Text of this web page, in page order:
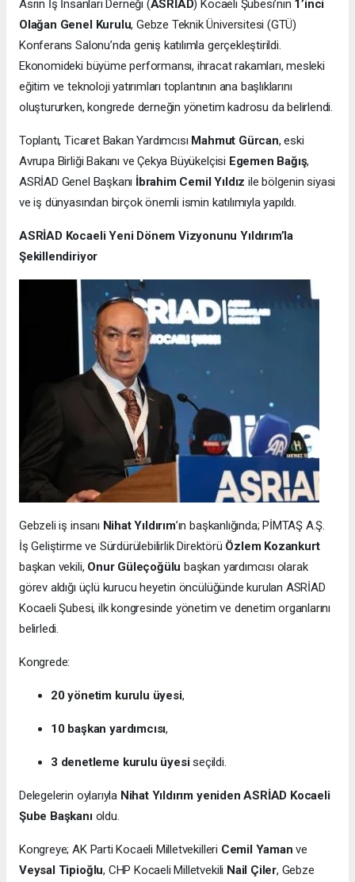
Asrın İş İnsanları Derneği (ASRİAD) Kocaeli Şubesi’nin 1’inci
Olağan Genel Kurulu, Gebze Teknik Üniversitesi (GTÜ)
Konferans Salonu’nda geniş katılımla gerçekleştirildi.
Ekonomideki büyüme performansı, ihracat rakamları, mesleki
eğitim ve teknoloji yatırımları toplantının ana başlıklarını
oluştururken, kongrede derneğin yönetim kadrosu da belirlendi.
Toplantı, Ticaret Bakan Yardımcısı Mahmut Gürcan, eski
Avrupa Birliği Bakanı ve Çekya Büyükelçisi Egemen Bağış,
ASRİAD Genel Başkanı İbrahim Cemil Yıldız ile bölgenin siyasi
ve iş dünyasından birçok önemli ismin katılımıyla yapıldı.
ASRİAD Kocaeli Yeni Dönem Vizyonunu Yıldırım’la
Şekillendiriyor
Gebzeli iş insanı Nihat Yıldırım’ın başkanlığında; PİMTAŞ A.Ş.
İş Geliştirme ve Sürdürülebilirlik Direktörü Özlem Kozankurt
başkan vekili, Onur Güleçoğülu başkan yardımcısı olarak
görev aldığı üçlü kurucu heyetin öncülüğünde kurulan ASRİAD
Kocaeli Şubesi, ilk kongresinde yönetim ve denetim organlarını
belirledi.
Kongrede:
20 yönetim kurulu üyesi,
10 başkan yardımcısı,
3 denetleme kurulu üyesiseçildi.
Delegelerin oylarıyla Nihat Yıldırım yeniden ASRİAD Kocaeli
Şube Başkanıoldu.
Kongreye; AK Parti Kocaeli Milletvekilleri Cemil Yaman ve
Veysal Tipioğlu, CHP Kocaeli Milletvekili Nail Çiler, Gebze